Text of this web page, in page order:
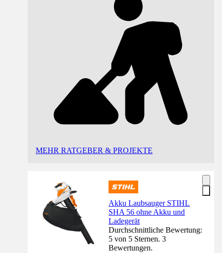
MEHR RATGEBER & PROJEKTE
Akku Laubsauger STIHL
SHA 56 ohne Akku und
Ladegerät
Durchschnittliche Bewertung:
5 von 5 Sternen. 3
Bewertungen.